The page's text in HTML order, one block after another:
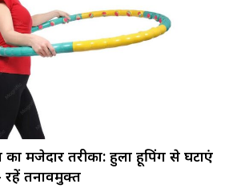
मजेदार तरीका: हुला हूपिंग से घटाएं
रहें तनावमुक्त